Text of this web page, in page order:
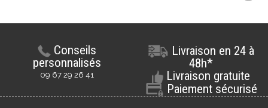
Conseils
personnalisés
09 67 29 26 41
Livraison en 24 à
48h*
Livraison gratuite
Paiement sécurisé